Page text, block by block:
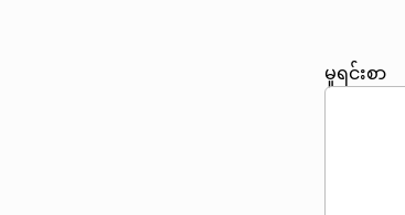
မူရင်းစာ